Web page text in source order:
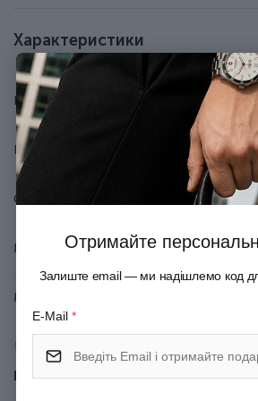
чорнилом (запас чорнила
3,5 км).
Стрижень у ручці змінний, тому
використовуватимете багато років.
До ручки підходять кулькові та гелеві
Оригінальна подарункова коробка з
Характеристики
Бренд
Країна походження
Серія
Матеріал корпуса
Матеріал покриття
Матеріал оздоблення
Показати всі
Отримайте
Залиште email — ми надішлемо код
E-Mail *